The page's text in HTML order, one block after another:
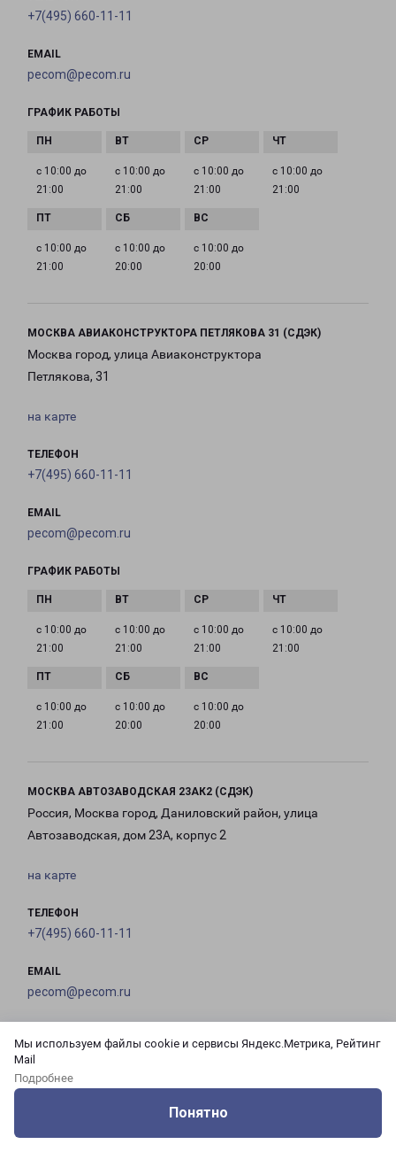
Мы используем файлы cookie и сервисы Яндекс.Метрика, Рейтинг
Mail
Подробнее
Понятно
+7(495) 660-11-11
EMAIL
pecom@pecom.ru
ГРАФИК РАБОТЫ
с 10:00 до
21:00
с 10:00 до
21:00
с 10:00 до
21:00
с 10:00 до
21:00
с 10:00 до
21:00
с 10:00 до
20:00
с 10:00 до
20:00
МОСКВА АВИАКОНСТРУКТОРА ПЕТЛЯКОВА 31 (СДЭК)
Москва город, улица Авиаконструктора
Петлякова, 31
на карте
ТЕЛЕФОН
+7(495) 660-11-11
EMAIL
pecom@pecom.ru
ГРАФИК РАБОТЫ
с 10:00 до
21:00
с 10:00 до
21:00
с 10:00 до
21:00
с 10:00 до
21:00
с 10:00 до
21:00
с 10:00 до
20:00
с 10:00 до
20:00
МОСКВА АВТОЗАВОДСКАЯ 23АК2 (СДЭК)
Россия, Москва город, Даниловский район, улица
Автозаводская, дом 23А, корпус 2
на карте
ТЕЛЕФОН
+7(495) 660-11-11
EMAIL
pecom@pecom.ru
с 10:00 до
с 10:00 до
с 10:00 до
21:00
с 10:00 до